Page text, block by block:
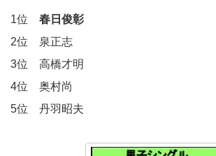
1位 春日俊彰
2位 泉正志
3位 高橋才明
4位 奥村尚
5位 丹羽昭夫